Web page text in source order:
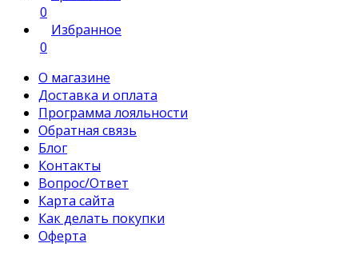
0
Избранное
0
О магазине
Доставка и оплата
Программа лояльности
Обратная связь
Блог
Контакты
Вопрос/Ответ
Карта сайта
Как делать покупки
Оферта